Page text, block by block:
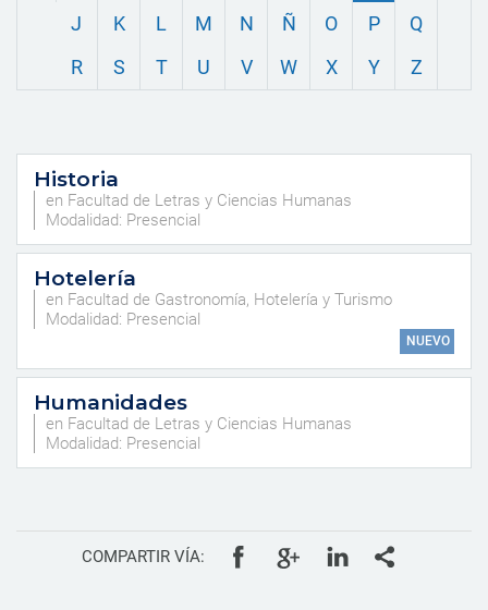
J
K L M N Ñ O P
Q
R
S T U V W X Y Z
Historia
en Facultad de Letras y Ciencias Humanas
Modalidad: Presencial
Hotelería
en Facultad de Gastronomía, Hotelería y Turismo
Modalidad: Presencial
NUEVO
Humanidades
en Facultad de Letras y Ciencias Humanas
Modalidad: Presencial
COMPARTIR VÍA: